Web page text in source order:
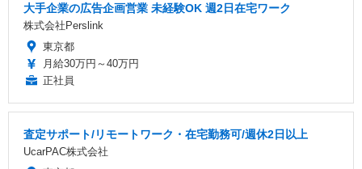
大手企業の広告企画営業 未経験OK 週2日在宅ワーク
株式会社Perslink
東京都
月給30万円～40万円
正社員
査定サポート/リモートワーク・在宅勤務可/週休2日以上
UcarPAC株式会社